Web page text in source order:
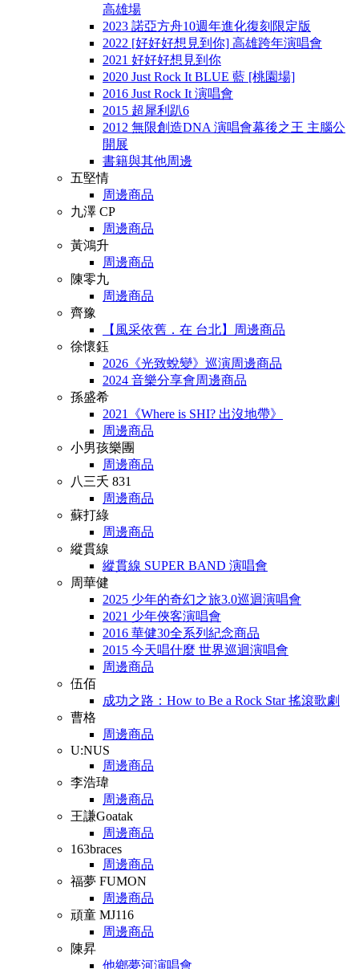
高雄場
2023 諾亞方舟10週年進化復刻限定版
2022 [好好好想見到你] 高雄跨年演唱會
2021 好好好想見到你
2020 Just Rock It BLUE 藍 [桃園場]
2016 Just Rock It 演唱會
2015 超犀利趴6
2012 無限創造DNA 演唱會幕後之王 主腦公
開展
書籍與其他周邊
五堅情
周邊商品
九澤 CP
周邊商品
黃鴻升
周邊商品
陳零九
周邊商品
齊豫
【風采依舊．在 台北】周邊商品
徐懷鈺
2026《光致蛻變》巡演周邊商品
2024 音樂分享會周邊商品
孫盛希
2021《Where is SHI? 出沒地帶》
周邊商品
小男孩樂團
周邊商品
八三夭 831
周邊商品
蘇打綠
周邊商品
縱貫線
縱貫線 SUPER BAND 演唱會
周華健
2025 少年的奇幻之旅3.0巡迴演唱會
2021 少年俠客演唱會
2016 華健30全系列紀念商品
2015 今天唱什麼 世界巡迴演唱會
周邊商品
伍佰
成功之路：How to Be a Rock Star 搖滾歌劇
曹格
周邊商品
U:NUS
周邊商品
李浩瑋
周邊商品
王謙Goatak
周邊商品
163braces
周邊商品
福夢 FUMON
周邊商品
頑童 MJ116
周邊商品
陳昇
他鄉夢河演唱會